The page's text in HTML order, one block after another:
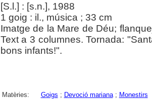
[S.l.] : [s.n.], 1988
1 goig : il., música ; 33 cm
Imatge de la Mare de Déu;
Text a 3 columnes. Tornada:
bons infants!".
Matèries: Goigs ; Devoció mariana; Monestirs